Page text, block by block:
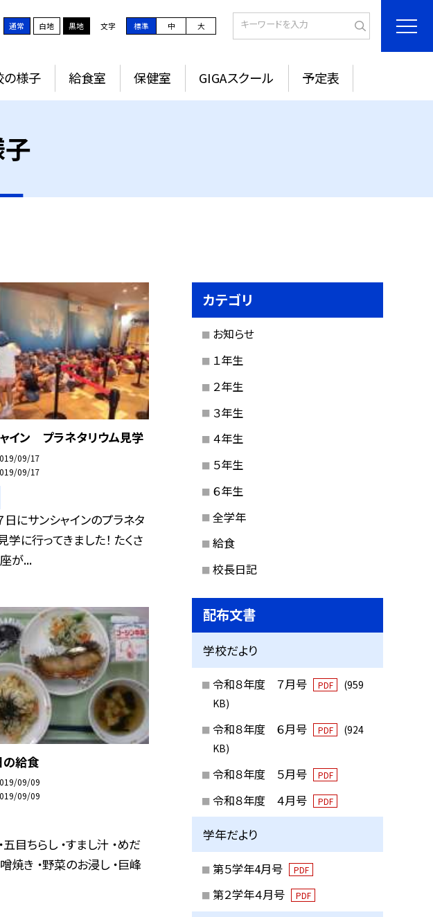
通常 白地 黒地 文字 標準 中 大
の様子 給食室 保健室 GIGAスクール 予定表
イン プラネタリウム見学
09/17
09/17
日にサンシャインのプラネタ
学に行ってきました！ たくさ
が...
給食
09/09
09/09
五目ちらし ・すまし汁 ・めだ
焼き ・野菜のお浸し ・巨峰
カテゴリ
お知らせ
１年生
２年生
３年生
４年生
５年生
６年生
全学年
給食
校長日記
配布文書
学校だより
令和８年度 ７月号 PDF
(959
KB)
令和８年度 ６月号 PDF
(924
KB)
令和８年度 ５月号 PDF
令和８年度 ４月号 PDF
学年だより
第５学年4月号 PDF
第２学年４月号 PDF